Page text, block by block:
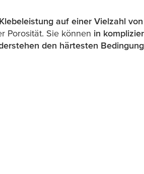
auf einer Vielzahl
Porosität. Sie können in
den härtesten